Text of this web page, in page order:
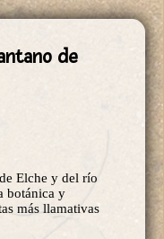
de
Elche y del río
botánica y
más llamativas